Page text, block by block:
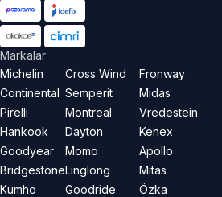
Markalar
Michelin
Continental
Pirelli
Hankook
Goodyear
Bridgestone
Kumho
Cross Wind
Semperit
Montreal
Dayton
Momo
Linglong
Goodride
Fronway
Midas
Vredestein
Kenex
Apollo
Mitas
Özka